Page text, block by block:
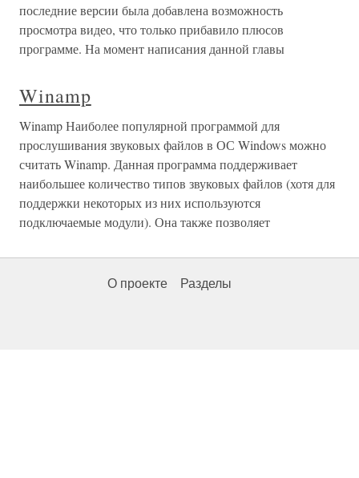
последние версии была добавлена возможность
просмотра видео, что только прибавило плюсов
программе. На момент написания данной главы
Winamp
Winamp Наиболее популярной программой для
прослушивания звуковых файлов в ОС Windows можно
считать Winamp. Данная программа поддерживает
наибольшее количество типов звуковых файлов (хотя для
поддержки некоторых из них используются
подключаемые модули). Она также позволяет
О проекте Разделы